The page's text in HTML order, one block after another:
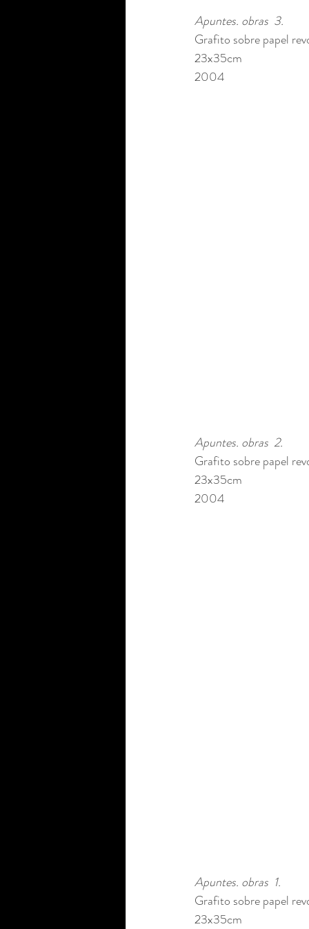
Apuntes. obras  3.
Grafito sobre papel
23x35cm
2004
Apuntes. obras  2.
Grafito sobre papel
23x35cm
2004
Apuntes. obras  1.
Grafito sobre papel
23x35cm